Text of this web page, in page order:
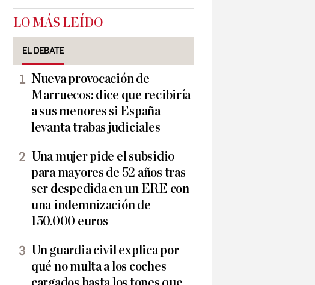
LO MÁS LEÍDO
EL DEBATE
Nueva provocación de
Marruecos: dice que recibiría
a sus menores si España
levanta trabas judiciales
Una mujer pide el subsidio
para mayores de 52 años tras
ser despedida en un ERE con
una indemnización de
150.000 euros
Un guardia civil explica por
qué no multa a los coches